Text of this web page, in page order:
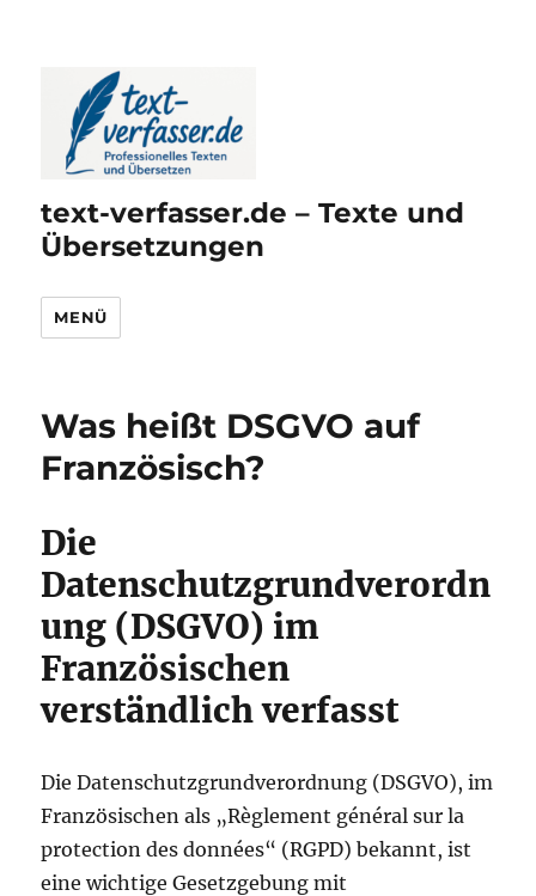
text-verfasser.de – Texte und
Übersetzungen
MENÜ
Was heißt DSGVO auf
Französisch?
Die
Datenschutzgrundverordn
ung (DSGVO) im
Französischen
verständlich verfasst
Die Datenschutzgrundverordnung (DSGVO), im
Französischen als „Règlement général sur la
protection des données“ (RGPD) bekannt, ist
eine wichtige Gesetzgebung mit